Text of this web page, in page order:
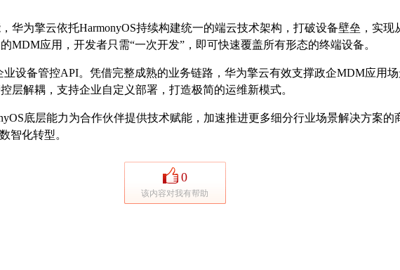
华为擎云依托HarmonyOS持续构建统一的端云技术架构，打破设备壁垒，实
应用，开发者只需“一次开发”，即可快速覆盖所有形态的终端设备。
设备管控API。凭借完整成熟的业务链路，华为擎云有效支撑政企MDM应用
层解耦，支持企业自定义部署，打造极简的运维新模式。
底层能力为合作伙伴提供技术赋能，加速推进更多细分行业场景解决方案
智化转型。
0
该内容对我有帮助